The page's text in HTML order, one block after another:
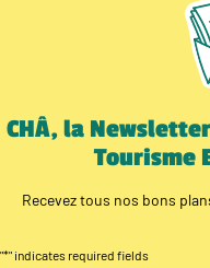
CHÂ, la
Tourisme
Recevez tous nos bons
"*" indicates required fields